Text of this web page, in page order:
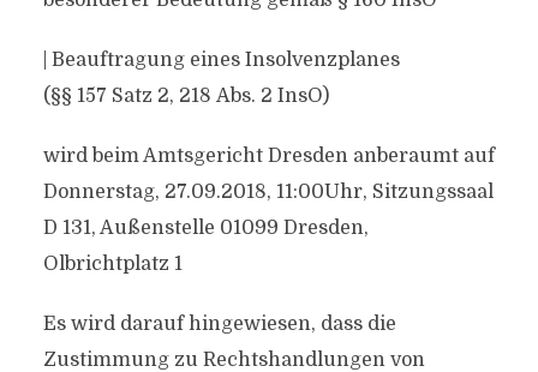
| Beauftragung eines Insolvenzplanes
(§§ 157 Satz 2, 218 Abs. 2 InsO)
wird beim Amtsgericht Dresden anberaumt auf
Donnerstag, 27.09.2018, 11:00Uhr, Sitzungssaal
D 131, Außenstelle 01099 Dresden,
Olbrichtplatz 1
Es wird darauf hingewiesen, dass die
Zustimmung zu Rechtshandlungen von